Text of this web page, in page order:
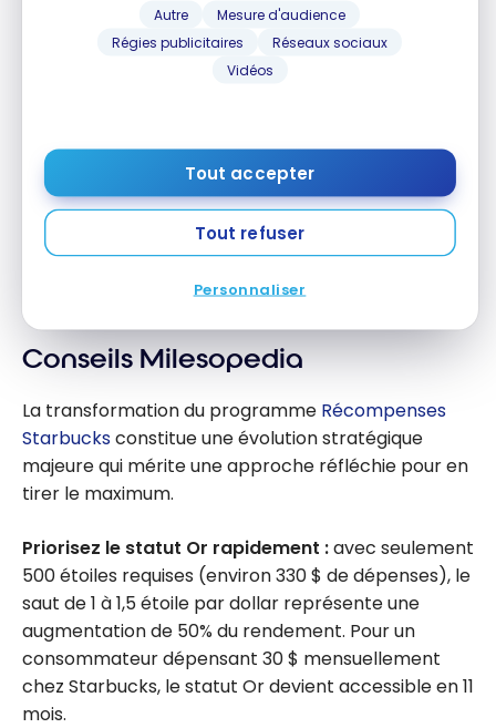
Autre
Mesure d'audience
Régies publicitaires
Réseaux sociaux
Vidéos
Tout accepter
Tout refuser
Personnaliser
Starbucks Canada, nouveau partenaire Aéroplan!
PROGRAMMES
Starbucks Canada, nouveau partenaire Aéroplan!
8 mars 2021
Conseils Milesopedia
La transformation du programme Récompenses
Starbucksconstitue une évolution stratégique
majeure qui mérite une approche réfléchie pour en
tirer le maximum.
Priorisez le statut Or rapidement :avec seulement
500 étoiles requises (environ 330 $ de dépenses), le
saut de 1 à 1,5 étoile par dollar représente une
augmentation de 50% du rendement. Pour un
consommateur dépensant 30 $ mensuellement
chez Starbucks, le statut Or devient accessible en 11
mois.